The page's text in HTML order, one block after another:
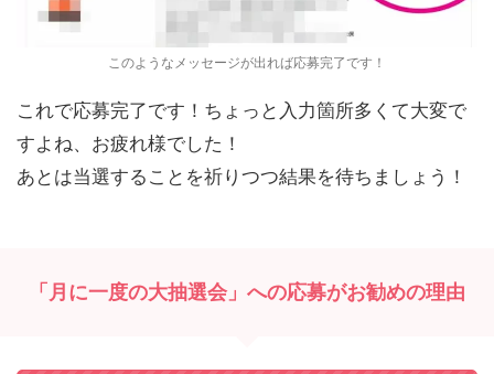
このようなメッセージが出れば応募完了です！
これで応募完了です！ちょっと入力箇所多くて大変で
すよね、お疲れ様でした！
あとは当選することを祈りつつ結果を待ちましょう！
「月に一度の大抽選会」への応募がお勧めの理由